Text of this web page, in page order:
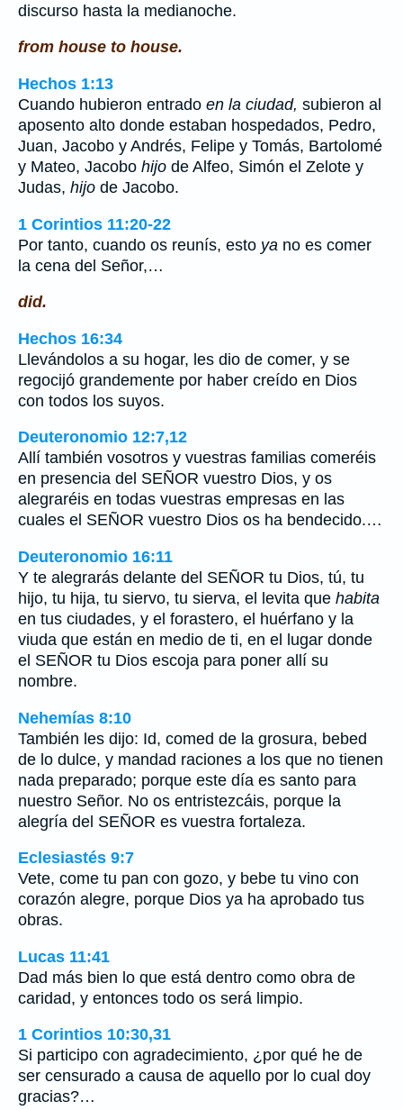
discurso hasta la medianoche.
from house to house.
Hechos 1:13
Cuando hubieron entrado en la ciudad, subieron al
aposento alto donde estaban hospedados, Pedro,
Juan, Jacobo y Andrés, Felipe y Tomás, Bartolomé
y Mateo, Jacobo hijo de Alfeo, Simón el Zelote y
Judas, hijo de Jacobo.
1 Corintios 11:20-22
Por tanto, cuando os reunís, esto ya no es comer
la cena del Señor,…
did.
Hechos 16:34
Llevándolos a su hogar, les dio de comer, y se
regocijó grandemente por haber creído en Dios
con todos los suyos.
Deuteronomio 12:7,12
Allí también vosotros y vuestras familias comeréis
en presencia del SEÑOR vuestro Dios, y os
alegraréis en todas vuestras empresas en las
cuales el SEÑOR vuestro Dios os ha bendecido.…
Deuteronomio 16:11
Y te alegrarás delante del SEÑOR tu Dios, tú, tu
hijo, tu hija, tu siervo, tu sierva, el levita que habita
en tus ciudades, y el forastero, el huérfano y la
viuda que están en medio de ti, en el lugar donde
el SEÑOR tu Dios escoja para poner allí su
nombre.
Nehemías 8:10
También les dijo: Id, comed de la grosura, bebed
de lo dulce, y mandad raciones a los que no tienen
nada preparado; porque este día es santo para
nuestro Señor. No os entristezcáis, porque la
alegría del SEÑOR es vuestra fortaleza.
Eclesiastés 9:7
Vete, come tu pan con gozo, y bebe tu vino con
corazón alegre, porque Dios ya ha aprobado tus
obras.
Lucas 11:41
Dad más bien lo que está dentro como obra de
caridad, y entonces todo os será limpio.
1 Corintios 10:30,31
Si participo con agradecimiento, ¿por qué he de
ser censurado a causa de aquello por lo cual doy
gracias?…